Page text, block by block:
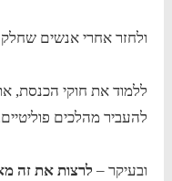
ולחזר אחרי אנשים
ללמוד את חוקי הכנסת,
להעביר מהלכים
ובעיקר – לרצות את זה